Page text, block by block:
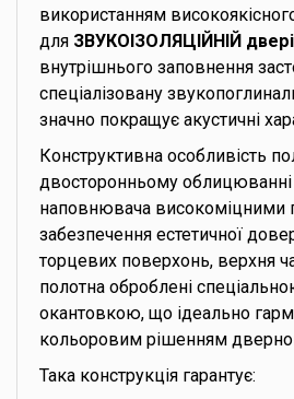
використанням
для ЗВУКОІЗОЛЯЦІЙНІЙ
внутрішнього заповнення
спеціалізовану
значно покращує акустичні
Конструктивна особливість
двосторонньому
наповнювача
забезпечення естетичної
торцевих поверхонь, верхня
полотна оброблені
окантовкою, що ідеально
кольоровим рішенням
Така конструкція гарантує: